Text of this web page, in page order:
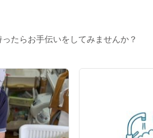
たらお手伝いをしてみませんか？